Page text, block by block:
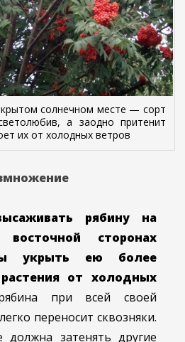
солнечном месте — сорт
а заодно притенит
их от холодных ветров
рябину на
сторонах
укрыть ею более
от холодных
при всей своей
переносит сквозняки.
затенять другие